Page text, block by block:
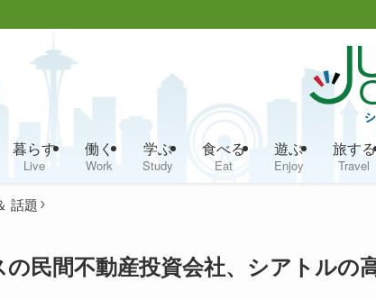
暮らす
Live
働く
Work
学ぶ
Study
食べる
Eat
遊ぶ
Enjoy
旅する
Travel
話題
の民間不動産投資会社、シアトルの